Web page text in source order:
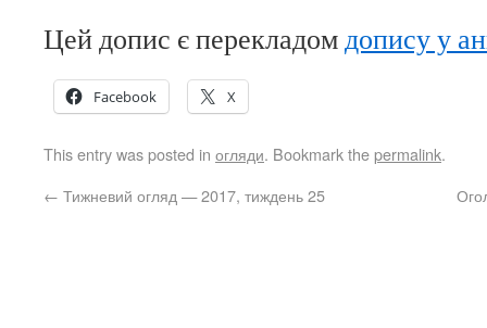
Цей допис є перекладомдопису у
Facebook X
This entry was posted in огляди. Bookmark thepermalink.
← Тижневий огляд — 2017, тиждень 25